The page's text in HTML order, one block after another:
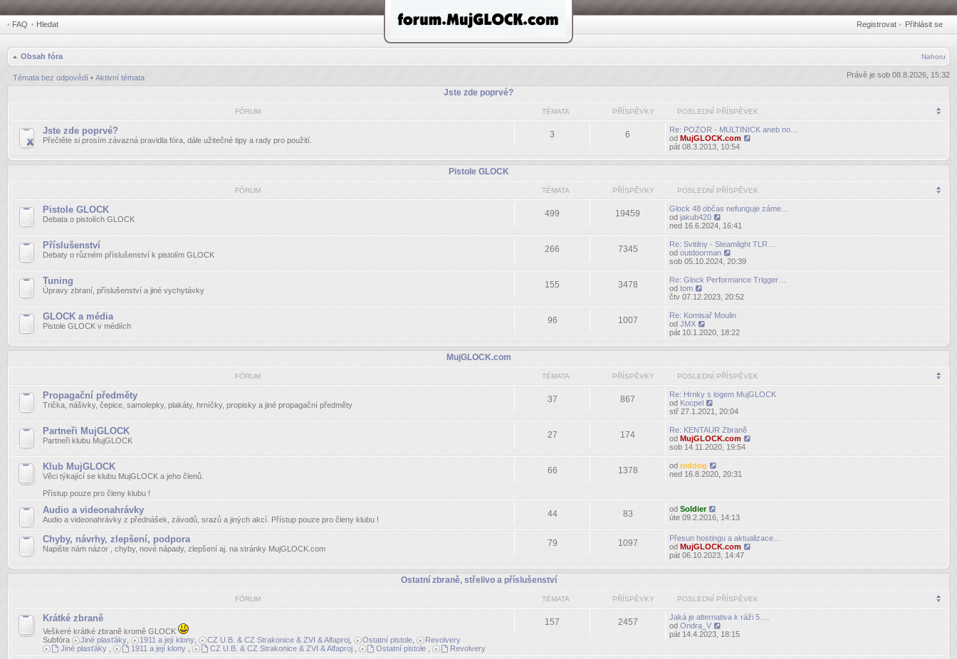
• FAQ • Hledat Registrovat • Přihlásit se
Obsah fóra Nahoru
Právě je sob 08.8.2026, 15:32
Témata bez odpovědí • Aktivní témata
Jste zde poprvé?
FÓRUM TÉMATA PŘÍSPĚVKY POSLEDNÍ PŘÍSPĚVEK
Jste zde poprvé?
Přečtěte si prosím závazná pravidla fóra, dále užitečné tipy a rady pro použití.
3 6
Re: POZOR - MULTINICK aneb no…
odMujGLOCK.com
Zobrazit
příspěvek
pát 08.3.2013, 10:54
Pistole GLOCK
FÓRUM TÉMATA PŘÍSPĚVKY POSLEDNÍ PŘÍSPĚVEK
Pistole GLOCK
Debata o pistolích GLOCK
499 19459
Glock 48 občas nefunguje záme…
odjakub420
Zobrazit
poslední
příspěvek
ned 16.6.2024, 16:41
Příslušenství
Debaty o různém příslušenství k pistolím GLOCK
266 7345
Re: Svitilny - Steamlight TLR…
odoutdoorman
Zobrazit
poslední
příspěvek
sob 05.10.2024, 20:39
Tuning
Úpravy zbraní, příslušenství a jiné vychytávky
155 3478
Re: Glock Performance Trigger…
odtom
Zobrazit
poslední
příspěvek
čtv 07.12.2023, 20:52
GLOCK a média
Pistole GLOCK v médiích
96 1007
Re: Komisař Moulin
odJMX
Zobrazit
příspěvek
pát 10.1.2020, 18:22
MujGLOCK.com
FÓRUM TÉMATA PŘÍSPĚVKY POSLEDNÍ PŘÍSPĚVEK
Propagační předměty
Trička, nášivky, čepice, samolepky, plakáty, hrníčky, propisky a jiné propagační předměty
37 867
Re: Hrnky s logem MujGLOCK
od Kocpel
Zobrazit
poslední
příspěvek
stř 27.1.2021, 20:04
Partneři MujGLOCK
Partneři klubu MujGLOCK
27 174
Re: KENTAUR Zbraně
odMujGLOCK.com
Zobrazit
poslední
příspěvek
sob 14.11.2020, 19:54
Klub MujGLOCK
Věci týkající se klubu MujGLOCK a jeho členů.
Přístup pouze pro členy klubu !
66 1378 odreddog
Zobrazit
ned 16.8.2020, 20:31
Audio a videonahrávky
Audio a videonahrávky z přednášek, závodů, srazů a jiných akcí. Přístup pouze pro členy klubu !
44 83 odSoldier
Zobrazit
příspěvek
úte 09.2.2016, 14:13
Chyby, návrhy, zlepšení, podpora
Napište nám názor , chyby, nové nápady, zlepšení aj. na stránky MujGLOCK.com
79 1097
Přesun hostingu a aktualizace…
odMujGLOCK.com
Zobrazit
příspěvek
pát 06.10.2023, 14:47
Ostatní zbraně, střelivo a příslušenství
FÓRUM TÉMATA PŘÍSPĚVKY POSLEDNÍ PŘÍSPĚVEK
Krátké zbraně
Veškeré krátké zbraně kromě GLOCK
Subfóra
Jiné plasťáky 1911 a její klony CZ U.B. & CZ Strakonice & ZVI & Alfaproj Ostatní pistole
Revolvery
Jiné plasťáky, 1911 a její klony, CZ U.B. & CZ Strakonice & ZVI & Alfaproj, Ostatní pistole , Revolvery
157 2457
Jaká je alternativa k ráži 5.…
odOndra_V
Zobrazit
pát 14.4.2023, 18:15